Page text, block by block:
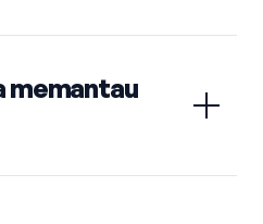
memantau